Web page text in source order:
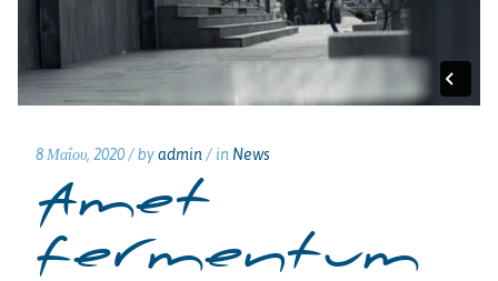
8 Μαΐου, 2020 /byadmin/ in News
Amet
fermentum